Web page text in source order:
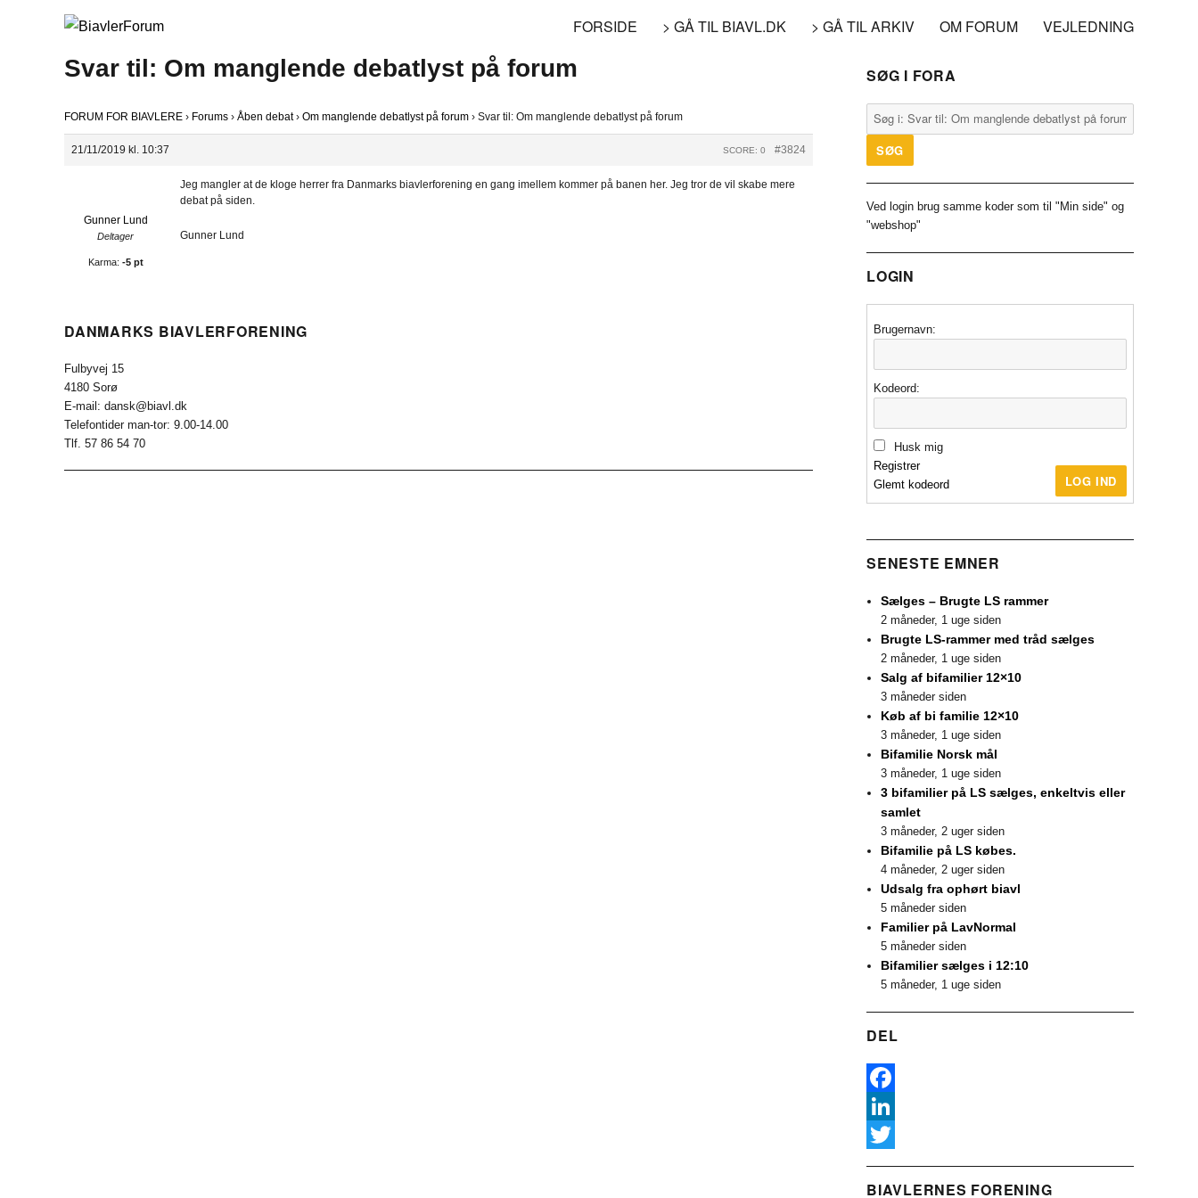
FORSIDE > GÅ TIL BIAVL.DK > GÅ TIL ARKIV OM FORUM VEJLEDNING
Svar til: Om manglende debatlyst på forum
FORUM FOR BIAVLERE › Forums › Åben debat › Om manglende debatlyst på forum › Svar til: Om manglende debatlyst på forum
21/11/2019 kl. 10:37 #3824
SCORE: 0
Gunner Lund
Deltager
Karma: -5 pt
Jeg mangler at de kloge herrer fra Danmarks biavlerforening en gang imellem kommer på banen her. Jeg tror de vil skabe mere
debat på siden.
Gunner Lund
DANMARKS BIAVLERFORENING
Fulbyvej 15
4180 Sorø
E-mail: dansk@biavl.dk
Telefontider man-tor: 9.00-14.00
Tlf. 57 86 54 70
SØG I FORA
Ved login brug samme koder som til "Min side" og
"webshop"
LOGIN
Brugernavn:
Kodeord:
Husk mig
LOG IND
Registrer
Glemt kodeord
SENESTE EMNER
Sælges – Brugte LS rammer
2 måneder, 1 uge siden
Brugte LS-rammer med tråd sælges
2 måneder, 1 uge siden
Salg af bifamilier 12×10
3 måneder siden
Køb af bi familie 12×10
3 måneder, 1 uge siden
Bifamilie Norsk mål
3 måneder, 1 uge siden
3 bifamilier på LS sælges, enkeltvis eller
samlet
3 måneder, 2 uger siden
Bifamilie på LS købes.
4 måneder, 2 uger siden
Udsalg fra ophørt biavl
5 måneder siden
Familier på LavNormal
5 måneder siden
Bifamilier sælges i 12:10
5 måneder, 1 uge siden
DEL
F
a
e
L
nw
BIAVLERNES FORENING